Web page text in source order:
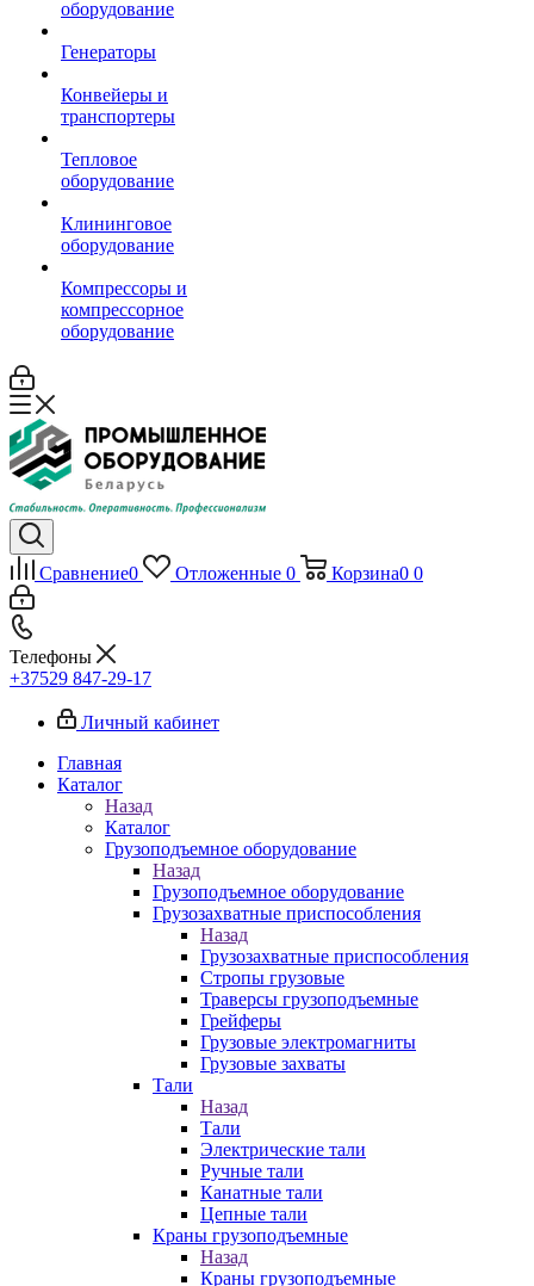
оборудование
Генераторы
Конвейеры и
транспортеры
Тепловое
оборудование
Клининговое
оборудование
Компрессоры и
компрессорное
оборудование
Сравнение0 Отложенные 0 Корзина0 0
Телефоны
+37529 847-29-17‬
Личный кабинет
Главная
Каталог
Назад
Каталог
Грузоподъемное оборудование
Назад
Грузоподъемное оборудование
Грузозахватные приспособления
Назад
Грузозахватные приспособления
Стропы грузовые
Траверсы грузоподъемные
Грейферы
Грузовые электромагниты
Грузовые захваты
Тали
Назад
Тали
Электрические тали
Ручные тали
Канатные тали
Цепные тали
Краны грузоподъемные
Назад
Краны грузоподъемные